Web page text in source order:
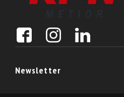
Newsletter